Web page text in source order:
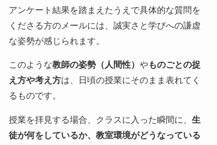
アンケート結果を踏まえたうえで具体的な質問を
くださる方のメールには、誠実さと学びへの謙虚
な姿勢が感じられます。
このような教師の姿勢（人間性） や ものごとの捉
え方や考え方は、日頃の授業にそのまま表れてく
るものです。
授業を拝見する場合、クラスに入った瞬間に、 生
徒が何をしているか、教室環境がどうなっている